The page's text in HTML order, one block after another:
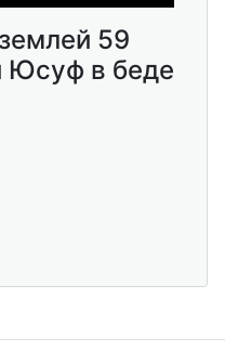
59
Юсуф в беде